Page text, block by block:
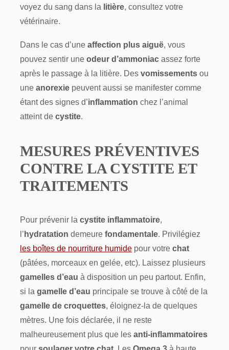
voyez du sang dans la litière, consultez votre
vétérinaire.
Dans le cas d’une affection plus aiguë, vous
pouvez sentir une odeur d’ammoniac assez forte
après le passage à la litière. Des vomissements ou
une anorexie peuvent aussi se manifester comme
étant des signes d’inflammation chez l’animal
atteint de cystite.
MESURES PRÉVENTIVES
CONTRE LA CYSTITE ET
TRAITEMENTS
Pour prévenir la cystite inflammatoire,
l’ hydratation demeure fondamentale. Privilégiez
les boîtes de nourriture humide pour votre chat
(pâtées, morceaux en gelée, etc). Laissez plusieurs
gamelles d’eau à disposition un peu partout. Enfin,
si la gamelle d’eau principale se trouve à côté de la
gamelle de croquettes, éloignez-la de quelques
mètres. Une fois déclarée, il ne reste
malheureusement plus que les anti-inflammatoires